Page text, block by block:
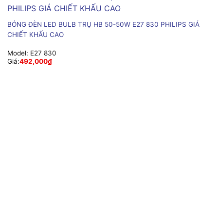
BÓNG ĐÈN LED BULB TRỤ HB 50-50W E27 830 PHILIPS GIÁ
CHIẾT KHẤU CAO
Model: E27 830
Giá:492,000₫